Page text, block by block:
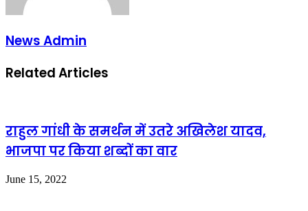
News Admin
Related Articles
राहुल गांधी के समर्थन में उतरे अखिलेश यादव,
भाजपा पर किया शब्दों का वार
June 15, 2022